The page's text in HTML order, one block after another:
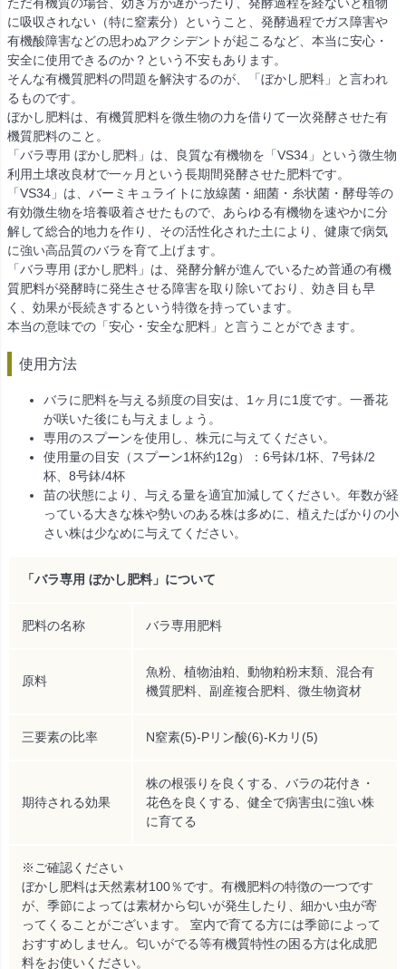
ただ有機質の場合、効き方が遅かったり、発酵過程を経ないと植物
に吸収されない（特に窒素分）ということ、発酵過程でガス障害や
有機酸障害などの思わぬアクシデントが起こるなど、本当に安心・
安全に使用できるのか？という不安もあります。
そんな有機質肥料の問題を解決するのが、「ぼかし肥料」と言われ
るものです。
ぼかし肥料は、有機質肥料を微生物の力を借りて一次発酵させた有
機質肥料のこと。
「バラ専用 ぼかし肥料」は、良質な有機物を「VS34」という微生物
利用土壌改良材で一ヶ月という長期間発酵させた肥料です。
「VS34」は、バーミキュライトに放線菌・細菌・糸状菌・酵母等の
有効微生物を培養吸着させたもので、あらゆる有機物を速やかに分
解して総合的地力を作り、その活性化された土により、健康で病気
に強い高品質のバラを育て上げます。
「バラ専用 ぼかし肥料」は、発酵分解が進んでいるため普通の有機
質肥料が発酵時に発生させる障害を取り除いており、効き目も早
く、効果が長続きするという特徴を持っています。
本当の意味での「安心・安全な肥料」と言うことができます。
使用方法
バラに肥料を与える頻度の目安は、1ヶ月に1度です。一番花
が咲いた後にも与えましょう。
専用のスプーンを使用し、株元に与えてください。
使用量の目安（スプーン1杯約12g）：6号鉢/1杯、7号鉢/2
杯、8号鉢/4杯
苗の状態により、与える量を適宜加減してください。年数が経
っている大きな株や勢いのある株は多めに、植えたばかりの小
さい株は少なめに与えてください。
「バラ専用 ぼかし肥料」について
肥料の名称 バラ専用肥料
原料
魚粉、植物油粕、動物粕粉末類、混合有
機質肥料、副産複合肥料、微生物資材
三要素の比率 N窒素(5)-Pリン酸(6)-Kカリ(5)
期待される効果
株の根張りを良くする、バラの花付き・
花色を良くする、健全で病害虫に強い株
に育てる
※ご確認ください
ぼかし肥料は天然素材100％です。有機肥料の特徴の一つです
が、季節によっては素材から匂いが発生したり、細かい虫が寄
ってくることがございます。 室内で育てる方には季節によって
おすすめしません。匂いがでる等有機質特性の困る方は化成肥
料をお使いください。